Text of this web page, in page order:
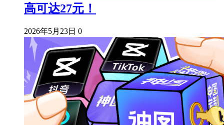
高可达27元！
2026年5月23日 0